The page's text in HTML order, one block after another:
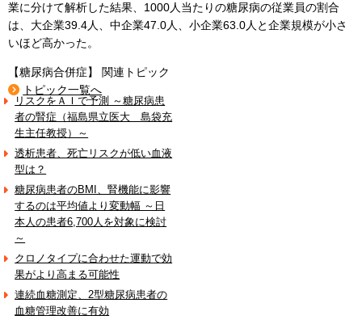
業に分けて解析した結果、1000人当たりの糖尿病の従業員の割合
は、大企業39.4人、中企業47.0人、小企業63.0人と企業規模が小さ
いほど高かった。
【糖尿病合併症】 関連トピック
トピック一覧へ
リスクをＡＩで予測 ～糖尿病患
者の腎症（福島県立医大 島袋充
生主任教授）～
透析患者、死亡リスクが低い血液
型は？
糖尿病患者のBMI、腎機能に影響
するのは平均値より変動幅 ～日
本人の患者6,700人を対象に検討
～
クロノタイプに合わせた運動で効
果がより高まる可能性
連続血糖測定、2型糖尿病患者の
血糖管理改善に有効